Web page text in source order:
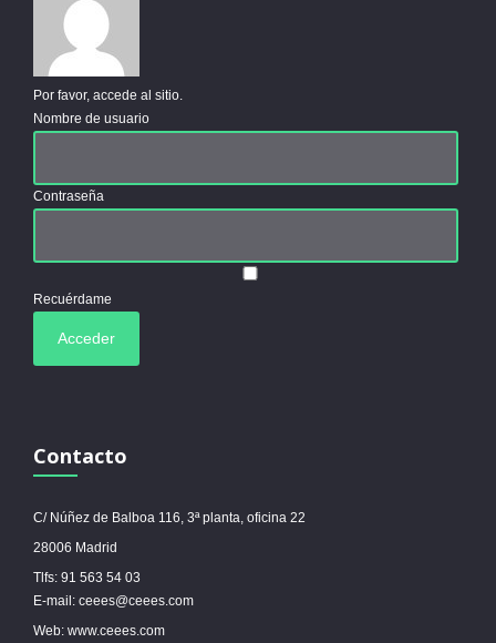
Por favor, accede al sitio.
Nombre de usuario
Contraseña
Recuérdame
Contacto
C/ Núñez de Balboa 116, 3ª planta, oficina 22
28006 Madrid
Tlfs: 91 563 54 03
E-mail: ceees@ceees.com
Web: www.ceees.com